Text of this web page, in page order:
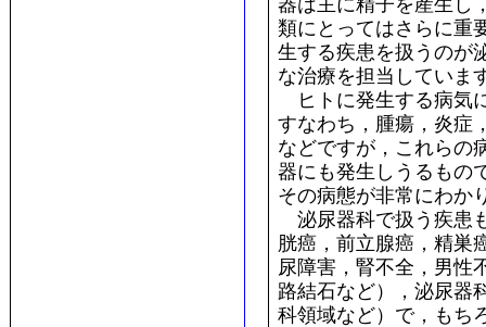
器は主に精子を産生し
類にとってはさらに重
生する疾患を扱うのが
な治療を担当していま
ヒトに発生する病気
すなわち，腫瘍，炎症
などですが，これらの
器にも発生しうるもの
その病態が非常にわか
泌尿器科で扱う疾患
胱癌，前立腺癌，精巣
尿障害，腎不全，男性
路結石など），泌尿器
科領域など）で，もち